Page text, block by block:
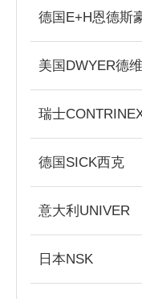
德国E+H恩德斯
美国DWYER德
瑞士
德国SICK西克
意大利UNIVER
日本NSK